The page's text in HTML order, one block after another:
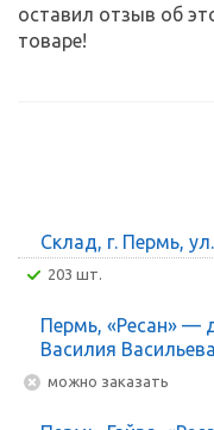
оставил отзыв об
товаре!
Склад, г. Пермь,
203 шт.
Пермь, «Ресан» —
Василия
Можно заказать